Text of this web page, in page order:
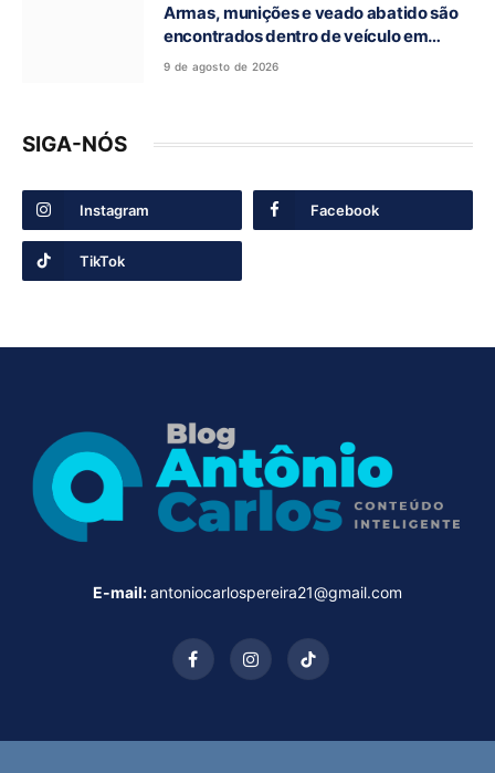
Armas, munições e veado abatido são
encontrados dentro de veículo em
Guarani de Goiás
9 de agosto de 2026
SIGA-NÓS
Instagram Facebook
TikTok
E-mail:antoniocarlospereira21@gmail.com
FacebookInstagramTikTok